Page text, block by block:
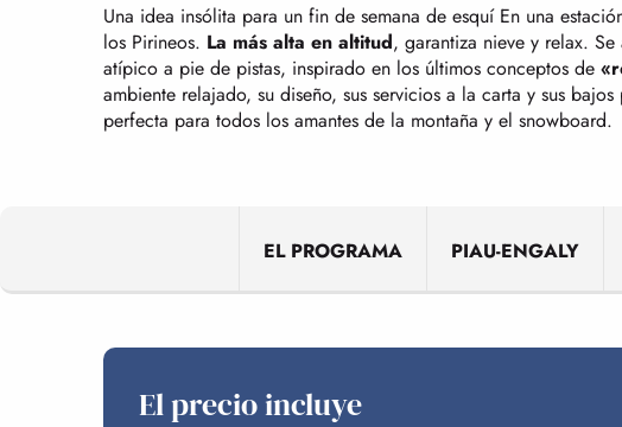
Una idea insólita para un fin de semana de esquí En una
los Pirineos. La más alta en altitud, garantiza nieve y relax.
atípico a pie de pistas, inspirado en los últimos conceptos de
ambiente relajado, su diseño, sus servicios a la carta y sus
perfecta para todos los amantes de la montaña y el snowboard.
EL PROGRAMA PIAU-ENGALY
El precio incluye